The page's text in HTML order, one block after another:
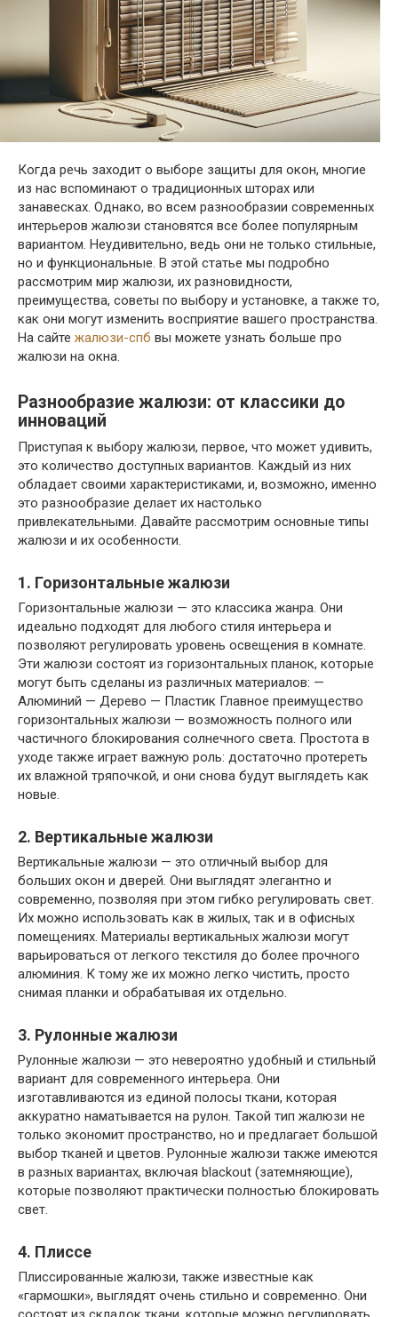
Когда речь заходит о выборе защиты для окон, многие
из нас вспоминают о традиционных шторах или
занавесках. Однако, во всем разнообразии современных
интерьеров жалюзи становятся все более популярным
вариантом. Неудивительно, ведь они не только стильные,
но и функциональные. В этой статье мы подробно
рассмотрим мир жалюзи, их разновидности,
преимущества, советы по выбору и установке, а также то,
как они могут изменить восприятие вашего пространства.
На сайте жалюзи-спб вы можете узнать больше про
жалюзи на окна.
Разнообразие жалюзи: от классики до
инноваций
Приступая к выбору жалюзи, первое, что может удивить,
это количество доступных вариантов. Каждый из них
обладает своими характеристиками, и, возможно, именно
это разнообразие делает их настолько
привлекательными. Давайте рассмотрим основные типы
жалюзи и их особенности.
1. Горизонтальные жалюзи
Горизонтальные жалюзи — это классика жанра. Они
идеально подходят для любого стиля интерьера и
позволяют регулировать уровень освещения в комнате.
Эти жалюзи состоят из горизонтальных планок, которые
могут быть сделаны из различных материалов: —
Алюминий — Дерево — Пластик Главное преимущество
горизонтальных жалюзи — возможность полного или
частичного блокирования солнечного света. Простота в
уходе также играет важную роль: достаточно протереть
их влажной тряпочкой, и они снова будут выглядеть как
новые.
2. Вертикальные жалюзи
Вертикальные жалюзи — это отличный выбор для
больших окон и дверей. Они выглядят элегантно и
современно, позволяя при этом гибко регулировать свет.
Их можно использовать как в жилых, так и в офисных
помещениях. Материалы вертикальных жалюзи могут
варьироваться от легкого текстиля до более прочного
алюминия. К тому же их можно легко чистить, просто
снимая планки и обрабатывая их отдельно.
3. Рулонные жалюзи
Рулонные жалюзи — это невероятно удобный и стильный
вариант для современного интерьера. Они
изготавливаются из единой полосы ткани, которая
аккуратно наматывается на рулон. Такой тип жалюзи не
только экономит пространство, но и предлагает большой
выбор тканей и цветов. Рулонные жалюзи также имеются
в разных вариантах, включая blackout (затемняющие),
которые позволяют практически полностью блокировать
свет.
4. Плиссе
Плиссированные жалюзи, также известные как
«гармошки», выглядят очень стильно и современно. Они